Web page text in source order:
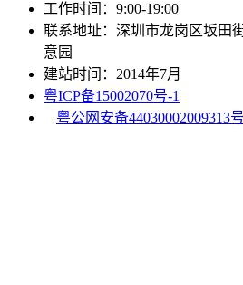
工作时间：9:00-19:00
联系地址：深圳市龙岗区坂田
意园
建站时间：2014年7月
粤ICP备15002070号-1
粤公网安备44030002009313号